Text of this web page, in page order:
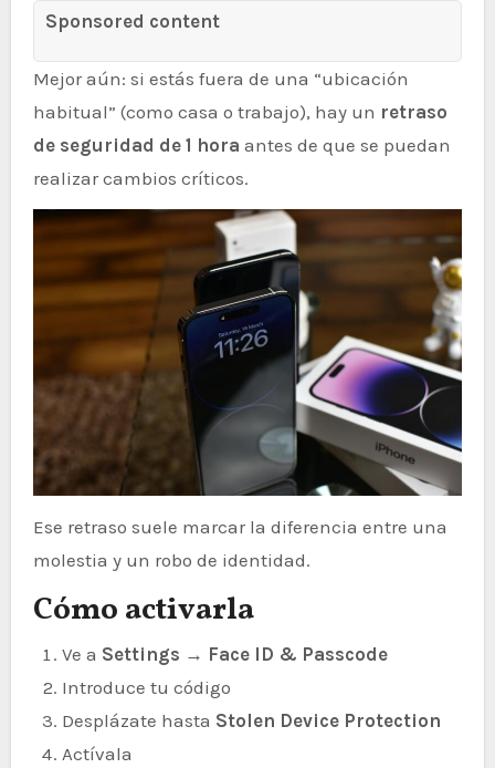
Sponsored content
Mejor aún: si estás fuera de una “ubicación
habitual” (como casa o trabajo), hay un retraso
de seguridad de 1 hora antes de que se puedan
realizar cambios críticos.
Ese retraso suele marcar la diferencia entre una
molestia y un robo de identidad.
Cómo activarla
Ve a Settings → Face ID & Passcode
Introduce tu código
Desplázate hasta Stolen Device Protection
Actívala